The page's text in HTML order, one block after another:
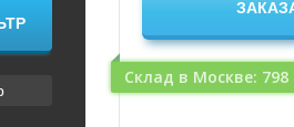
Склад в Москве: